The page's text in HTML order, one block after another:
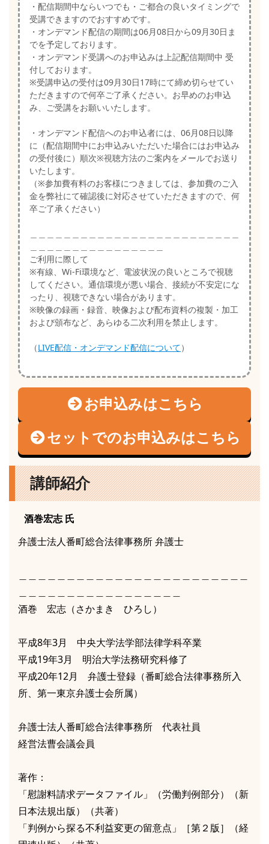
・配信期間中ならいつでも・ご都合の良いタイミングで
受講できますのでおすすめです。
・オンデマンド配信の期間は06月08日から09月30日ま
でを予定しております。
・オンデマンド受講へのお申込みは上記配信期間中 受
付しております。
※受講申込の受付は09月30日17時にて締め切らせてい
ただきますので何卒ご了承ください。お早めのお申込
み、ご受講をお願いいたします。
・オンデマンド配信へのお申込者には、06月08日以降
に（配信期間中にお申込みいただいた場合にはお申込み
の受付後に）順次※視聴方法のご案内をメールでお送り
いたします。
（※参加費有料のお客様につきましては、参加費のご入
金を弊社にて確認後に対応させていただきますので、何
卒ご了承ください）
ご利用に際して
※有線、Wi-Fi環境など、電波状況の良いところで視聴
してください。通信環境が悪い場合、接続が不安定にな
ったり、視聴できない場合があります。
※映像の録画・録音、映像および配布資料の複製・加工
および頒布など、あらゆる二次利用を禁止します。
（LIVE配信・オンデマンド配信について）
お申込みはこちら
セットでのお申込みはこちら
講師紹介
酒巻宏志氏
弁護士法人番町総合法律事務所 弁護士
酒巻 宏志（さかまき ひろし）
平成8年3月 中央大学法学部法律学科卒業
平成19年3月 明治大学法務研究科修了
平成20年12月 弁護士登録（番町総合法律事務所入
所、第一東京弁護士会所属）
弁護士法人番町総合法律事務所 代表社員
経営法曹会議会員
著作：
「慰謝料請求データファイル」（労働判例部分）（新
日本法規出版）（共著）
「判例から探る不利益変更の留意点」［第２版］（経